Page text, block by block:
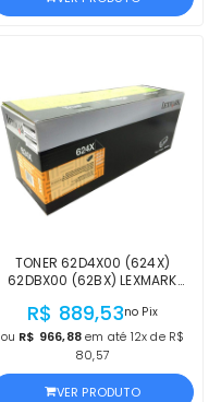
TONER 62D4X00 (624X)
62DBX00 (62BX) LEXMARK
MX810, MX711, MX812DXE,
MX812DTE, MX812DE, MX811DFE,
MX810DFE, MX711DE | LACRADO
R$ 889,53no Pix
ou R$ 966,88em até 12x de R$
80,57
VER PRODUTO